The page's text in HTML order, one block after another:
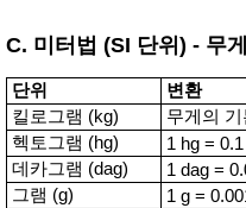
C. 미터법 (SI 단위) - 무
단위
변환
킬로그램 (kg)
무게의 기
헥토그램 (hg)
1 hg =
데카그램 (dag)
1 dag =
그램 (g)
1 g =